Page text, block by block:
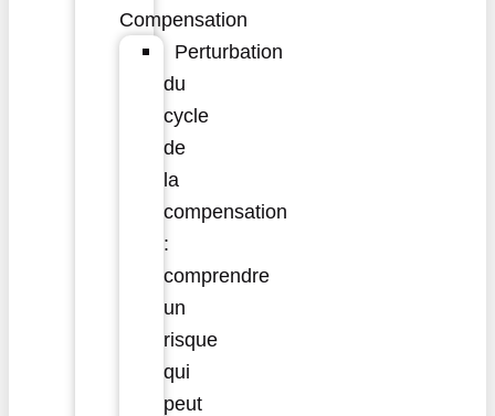
Compensation
Perturbation
du
cycle
de
la
compensation
:
comprendre
un
risque
qui
peut